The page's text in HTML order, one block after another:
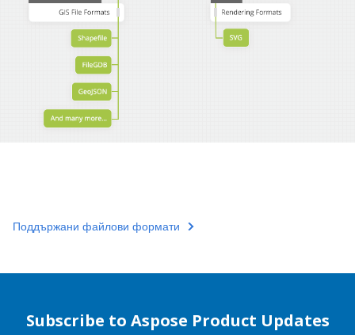
Поддържани файлови формати
Subscribe to Aspose Product Updates